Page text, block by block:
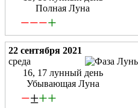
Полная Луна
−−−+
22 сентября 2021
среда
16, 17 лунный день
Убывающая Луна
−±++